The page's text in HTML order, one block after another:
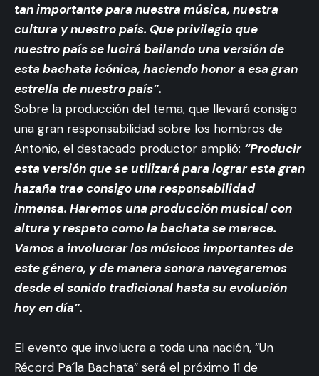
tan importante para nuestra música, nuestra
cultura y nuestro país. Que privilegio que
nuestro país se lucirá bailando una versión de
esta bachata icónica, haciendo honor a esa gran
estrella de nuestro país”.
Sobre la producción del tema, que llevará consigo
una gran responsabilidad sobre los hombros de
Antonio, el destacado productor amplió: “Producir
esta versión que se utilizará para lograr esta gran
hazaña trae consigo una responsabilidad
inmensa. Haremos una producción musical con
altura y respeto como la bachata se merece.
Vamos a involucrar los músicos importantes de
este género, y de manera sonora navegaremos
desde el sonido tradicional hasta su evolución
hoy en día”.
El evento que involucra a toda una nación, “Un
Récord Pa´la Bachata” será el próximo 11 de